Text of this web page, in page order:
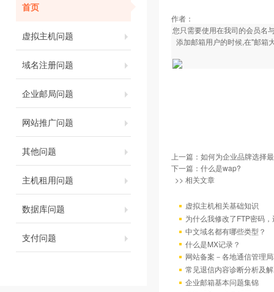
首页
虚拟主机问题
域名注册问题
企业邮局问题
网站推广问题
其他问题
主机租用问题
数据库问题
支付问题
作者：
您只需要使用在我司的会员名
添加邮箱用户的时候,在"邮箱
上一篇： 如何为企业品牌选择
下一篇： 什么是wap?
>> 相关文章
虚拟主机相关基础知识
为什么我修改了FTP密码
中文域名都有哪些类型？
什么是MX记录？
网站备案－各地通信管理
常见退信内容诊断分析及
企业邮箱基本问题集锦